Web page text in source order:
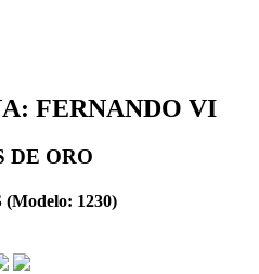
FERNANDO VI
DE ORO
(Modelo: 1230)